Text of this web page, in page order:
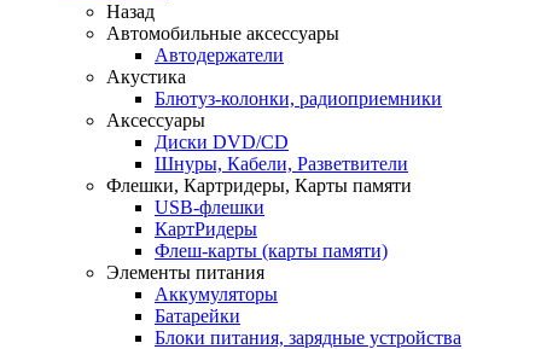
Назад
Автомобильные аксессуары
Автодержатели
Акустика
Блютуз-колонки, радиоприемники
Аксессуары
Диски DVD/CD
Шнуры, Кабели, Разветвители
Флешки, Картридеры, Карты памяти
USB-флешки
КартРидеры
Флеш-карты (карты памяти)
Элементы питания
Аккумуляторы
Батарейки
Блоки питания, зарядные устройства